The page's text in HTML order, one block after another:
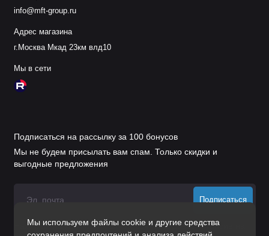
Мы используем файлы cookie и другие средства
info@mft-group.ru
Адрес магазина
г.Москва Мкад 23км влд10
Мы в сети
Подписаться на рассылку за 100 бонусов
Мы не будем присылать вам спам. Только скидки и
выгодные предложения
Подписаться
Нажимая на кнопку «Подписаться», Вы даетесогласие на